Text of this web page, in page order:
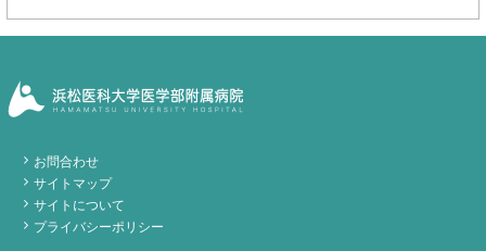
お問合わせ
サイトマップ
サイトについて
プライバシーポリシー